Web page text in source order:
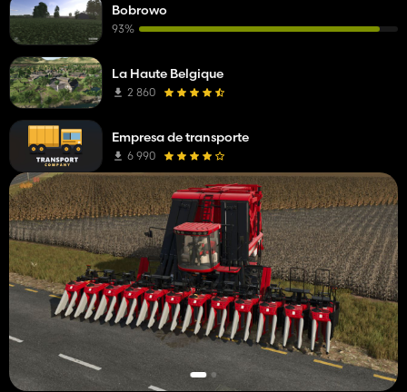
Bobrowo
93%
La Haute Belgique
2 860
Empresa de transporte
6 990